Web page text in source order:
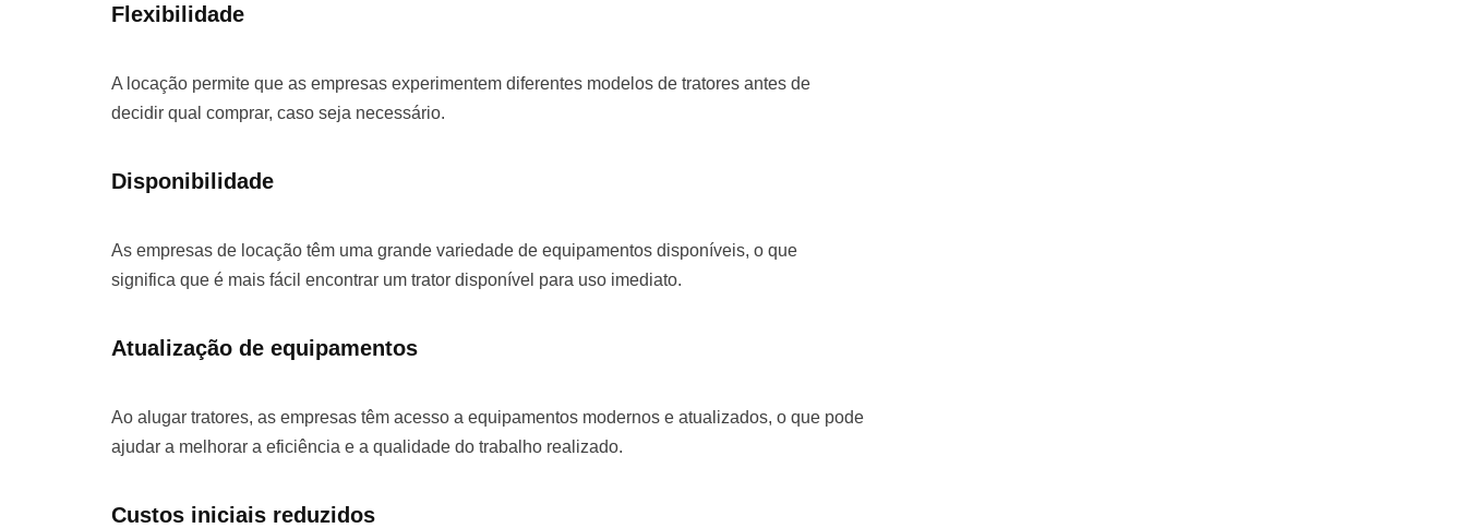
Flexibilidade
A locação permite que as empresas experimentem diferentes modelos de tratores antes de
decidir qual comprar, caso seja necessário.
Disponibilidade
As empresas de locação têm uma grande variedade de equipamentos disponíveis, o que
significa que é mais fácil encontrar um trator disponível para uso imediato.
Atualização de equipamentos
Ao alugar tratores, as empresas têm acesso a equipamentos modernos e atualizados, o que pode
ajudar a melhorar a eficiência e a qualidade do trabalho realizado.
Custos iniciais reduzidos